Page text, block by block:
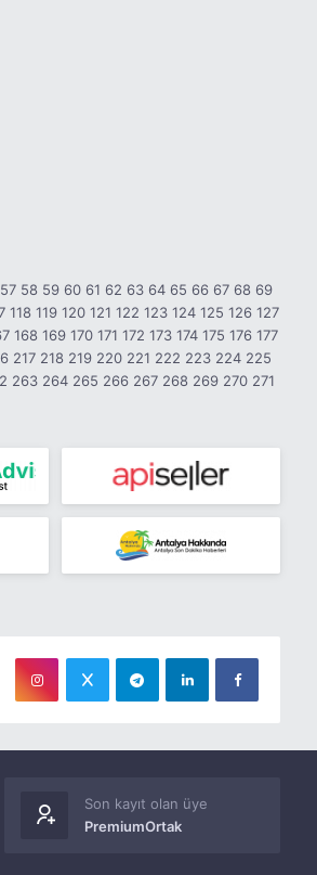
57 58 59 60 61 62 63 64 65 66 67 68 69
118 119 120 121 122 123 124 125 126 127
168 169 170 171 172 173 174 175 176 177
217 218 219 220 221 222 223 224 225
263 264 265 266 267 268 269 270 271
Son kayıt olan üye
PremiumOrtak